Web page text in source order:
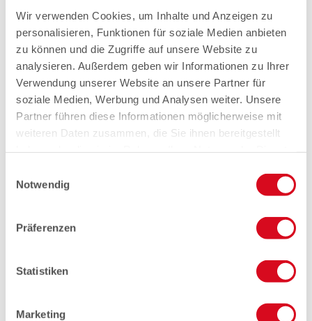
Wir verwenden Cookies, um Inhalte und Anzeigen zu
personalisieren, Funktionen für soziale Medien anbieten
zu können und die Zugriffe auf unsere Website zu
analysieren. Außerdem geben wir Informationen zu Ihrer
Verwendung unserer Website an unsere Partner für
soziale Medien, Werbung und Analysen weiter. Unsere
Partner führen diese Informationen möglicherweise mit
weiteren Daten zusammen, die Sie ihnen bereitgestellt
Notwendig
Präferenzen
Statistiken
Marketing